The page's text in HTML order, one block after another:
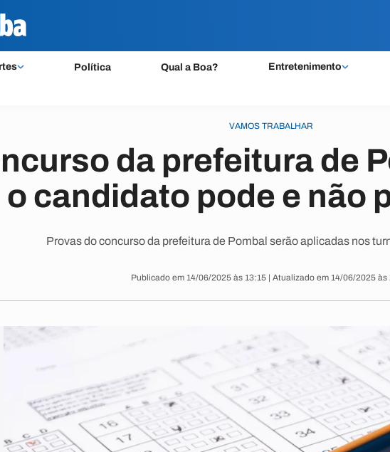
Política Qual a Boa? Entretenimento
VAMOS TRABALHAR
da prefeitura de
o candidato pode e não
Provas do concurso da prefeitura de Pombal serão aplicadas nos
Publicado em 14/06/2025 às 13:15 | Atualizado em 14/06/2025 às